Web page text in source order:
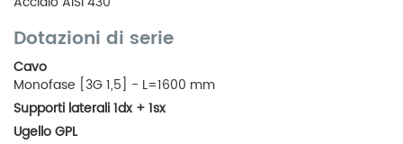
Dotazioni di serie
Cavo
Monofase [3G 1,5] - L=1600 mm
Supporti laterali 1dx + 1sx
Ugello GPL